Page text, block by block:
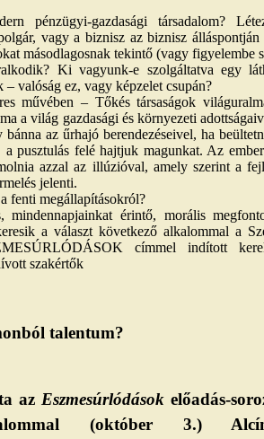
pénzügyi-gazdasági társadalom?
vagy a biznisz az biznisz
másodlagosnak tekintő (vagy figyelembe
Ki vagyunk-e szolgáltatva egy
– valóság ez, vagy képzelet csupán?
művében – Tőkés társaságok
a világ gazdasági és környezeti
az űrhajó berendezéseivel, ha
a pusztulás felé hajtjuk magunkat. Az
azzal az illúzióval, amely szerint a
jelenti.
fenti megállapításokról?
mindennapjainkat érintő, morális
a választ következő alkalommal a
címmel indított
szakértők
talentum?
az Eszmesúrlódásokelőadás-
(október 3.)